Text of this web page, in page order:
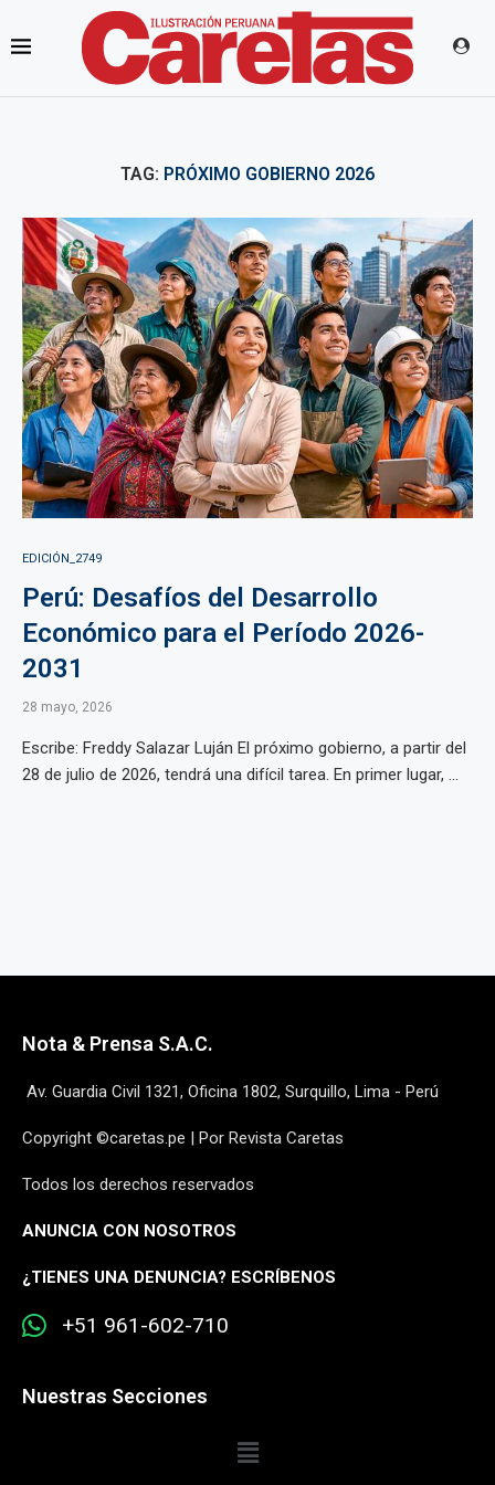
TAG: PRÓXIMO GOBIERNO 2026
EDICIÓN_2749
Perú: Desafíos del Desarrollo
Económico para el Período 2026-
2031
28 mayo, 2026
Escribe: Freddy Salazar Luján El próximo gobierno, a partir del
28 de julio de 2026, tendrá una difícil tarea. En primer lugar, ...
Nota & Prensa S.A.C.
Av. Guardia Civil 1321, Oficina 1802, Surquillo, Lima - Perú
Copyright ©caretas.pe | Por Revista Caretas
Todos los derechos reservados
ANUNCIA CON NOSOTROS
¿TIENES UNA DENUNCIA? ESCRÍBENOS
+51 961-602-710
Nuestras Secciones